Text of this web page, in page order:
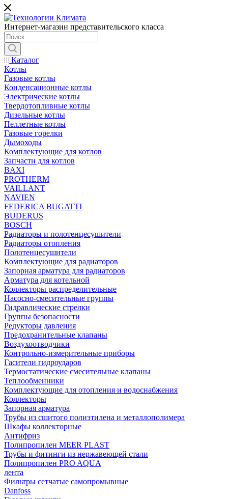
Интернет-магазин представительского класса
Каталог
Котлы
Газовые котлы
Конденсационные котлы
Электрические котлы
Твердотопливные котлы
Дизельные котлы
Пеллетные котлы
Газовые горелки
Дымоходы
Комплектующие для котлов
Запчасти для котлов
BAXI
PROTHERM
VAILLANT
NAVIEN
FEDERICA BUGATTI
BUDERUS
BOSCH
Радиаторы и полотенцесушители
Радиаторы отопления
Полотенцесушители
Комплектующие для радиаторов
Запорная арматура для радиаторов
Арматура для котельной
Коллекторы распределительные
Насосно-смесительные группы
Гидравлические стрелки
Группы безопасности
Редукторы давления
Предохранительные клапаны
Воздухоотводчики
Контрольно-измерительные приборы
Гасители гидроударов
Термостатические смесительные клапаны
Теплообменники
Комплектующие для отопления и водоснабжения
Коллекторы
Запорная арматура
Трубы из сшитого полиэтилена и металлополимера
Шкафы коллекторные
Антифриз
Полипропилен MEER PLAST
Трубы и фитинги из нержавеющей стали
Полипропилен PRO AQUA
лента
Фильтры сетчатые самопромывные
Danfoss